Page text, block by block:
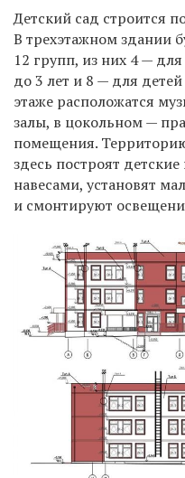
Детский сад строится
В трехэтажном здании
12 групп, из них 4 —
до 3 лет и 8 — для
этаже расположатся
залы, в цокольном —
помещения.
здесь построят
навесами, установят
и смонтируют